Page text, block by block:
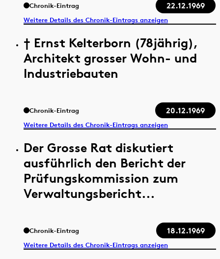
Chronik-Eintrag 22.12.1969
Weitere Details des Chronik-Eintrags anzeigen
† Ernst Kelterborn (78jährig),
Architekt grosser Wohn- und
Industriebauten
Chronik-Eintrag 20.12.1969
Weitere Details des Chronik-Eintrags anzeigen
Der Grosse Rat diskutiert
ausführlich den Bericht der
Prüfungskommission zum
Verwaltungsbericht...
Chronik-Eintrag 18.12.1969
Weitere Details des Chronik-Eintrags anzeigen